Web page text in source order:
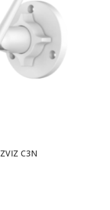
C3N